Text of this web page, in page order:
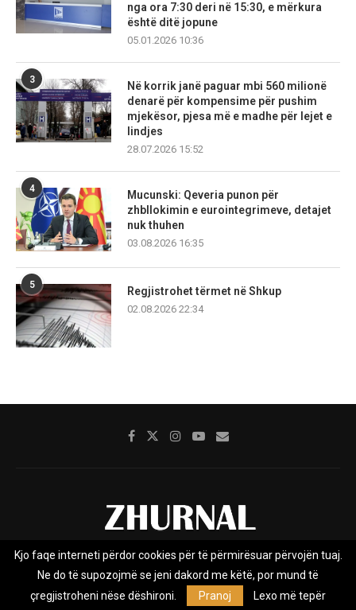
nga ora 7:30 deri në 15:30, e mërkura
është ditë jopune
05.01.2026 10:36
3
Në korrik janë paguar mbi 560 milionë
denarë për kompensime për pushim
mjekësor, pjesa më e madhe për lejet e
lindjes
28.07.2026 15:52
4
Mucunski: Qeveria punon për
zhbllokimin e eurointegrimeve, detajet
nuk thuhen
03.08.2026 16:35
5
Regjistrohet tërmet në Shkup
02.08.2026 22:34
Rreth nesh Impresumi Marketing
Privacy Policy
Kjo faqe interneti përdor cookies për të përmirësuar përvojën tuaj.
Ne do të supozojmë se jeni dakord me këtë, por mund të
çregjistroheni nëse dëshironi.
Pranoj Lexo më tepër